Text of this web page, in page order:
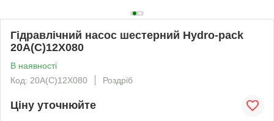
Гідравлічний насос шестерний Hydro-pack
20A(C)12X080
В наявності
Код: 20A(C)12X080
Роздріб
Ціну уточнюйте